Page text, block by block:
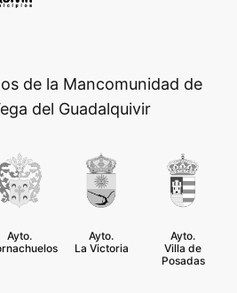
de la Mancomunidad de
del Guadalquivir
Ayto.
Ayto.
La Victoria
Ayto.
Villa de
Posadas